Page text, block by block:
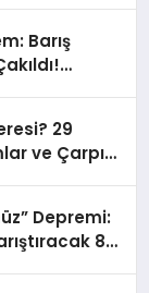
Barış
29
ve Çarpıcı
Depremi:
8